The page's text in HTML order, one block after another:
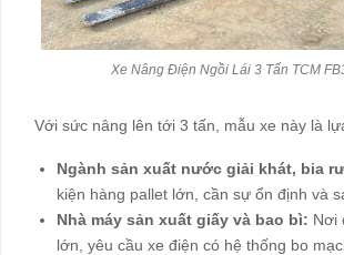
Xe Nâng Điện Ngồi Lái 3 Tấn TCM
Với sức nâng lên tới 3 tấn, mẫu xe này là
Ngành sản xuất nước giải khát, bia
kiện hàng pallet lớn, cần sự ổn định và
Nhà máy sản xuất giấy và bao bì: Nơi
lớn, yêu cầu xe điện có hệ thống bo